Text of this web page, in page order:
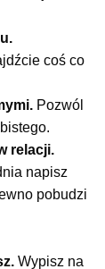
coś co
Pozwól
relacji.
napisz
pobudzi
Wypisz na